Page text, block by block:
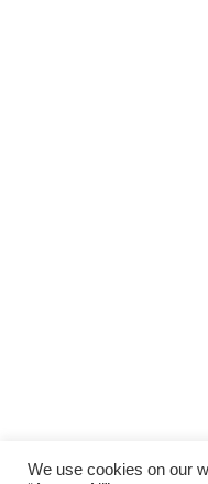
We use cookies on our